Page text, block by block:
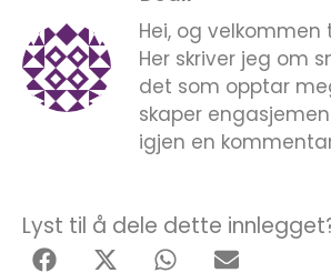
Hei, og
Her skriver jeg om
det som opptar
skaper
igjen en
Lyst til å dele dette